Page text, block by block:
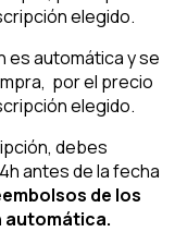
elegido.
es automática y se
por el precio
elegido.
debes
antes de la fecha
de los
automática.